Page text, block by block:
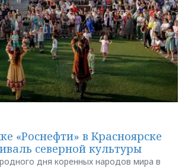
«Роснефти» в Красноярске
северной культуры
дня коренных народов мира в